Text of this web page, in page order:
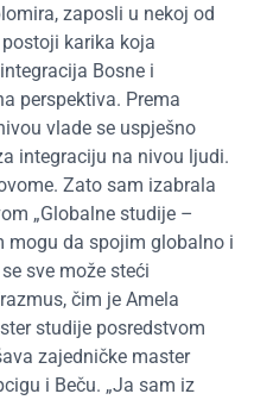
zaposli u nekoj od
karika koja
Bosne i
perspektiva. Prema
vlade se uspješno
integraciju na nivou ljudi.
Zato sam izabrala
„Globalne studije –
mogu da spojim globalno i
sve može steći
čim je Amela
studije posredstvom
zajedničke master
i Beču. „Ja sam iz